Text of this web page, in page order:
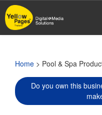
Skip
to
main
Home > Pool & Spa
Do you own this